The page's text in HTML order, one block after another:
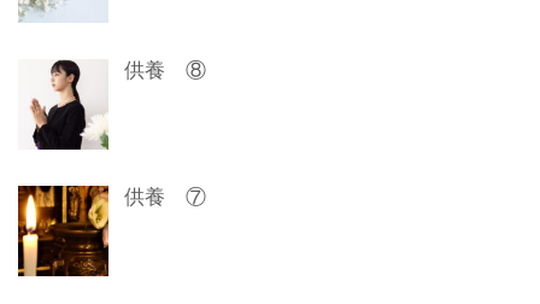
供養 ⑧
供養 ⑦